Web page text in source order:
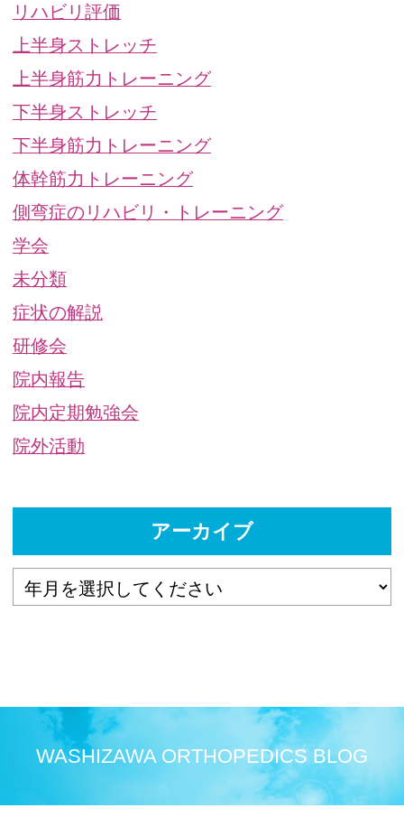
リハビリ評価
上半身ストレッチ
上半身筋力トレーニング
下半身ストレッチ
下半身筋力トレーニング
体幹筋力トレーニング
側弯症のリハビリ・トレーニング
学会
未分類
症状の解説
研修会
院内報告
院内定期勉強会
院外活動
アーカイブ
WASHIZAWA ORTHOPEDICS BLOG